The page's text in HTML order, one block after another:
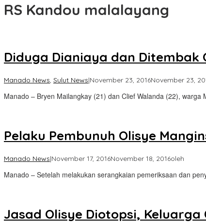
RS Kandou malalayang
Diduga Dianiaya dan Ditembak
Manado News Sulut News|November 23, 2016November 23,
Manado – Bryen Mailangkay (21) dan Clief Walanda (22), warga
Pelaku Pembunuh Olisye
Manado News|November 17, 2016November 18, 2016oleh
Manado – Setelah melakukan serangkaian pemeriksaan dan
Jasad Olisye Diotopsi,